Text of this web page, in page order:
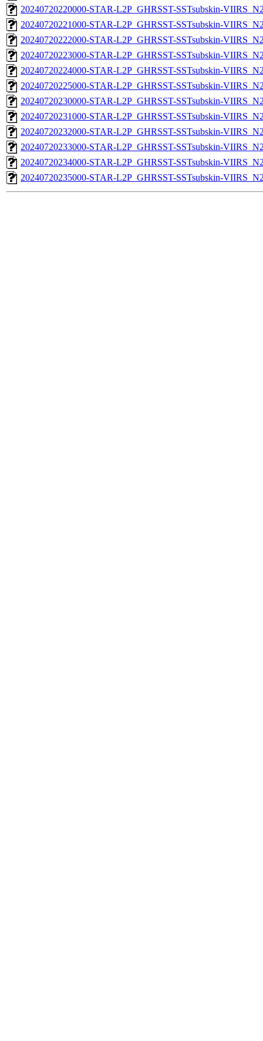
20240720220000-STAR-L2P_GHRSST-SSTsubskin-
20240720221000-STAR-L2P_GHRSST-SSTsubskin-
20240720222000-STAR-L2P_GHRSST-SSTsubskin-
20240720223000-STAR-L2P_GHRSST-SSTsubskin-
20240720224000-STAR-L2P_GHRSST-SSTsubskin-
20240720225000-STAR-L2P_GHRSST-SSTsubskin-
20240720230000-STAR-L2P_GHRSST-SSTsubskin-
20240720231000-STAR-L2P_GHRSST-SSTsubskin-
20240720232000-STAR-L2P_GHRSST-SSTsubskin-
20240720233000-STAR-L2P_GHRSST-SSTsubskin-
20240720234000-STAR-L2P_GHRSST-SSTsubskin-
20240720235000-STAR-L2P_GHRSST-SSTsubskin-